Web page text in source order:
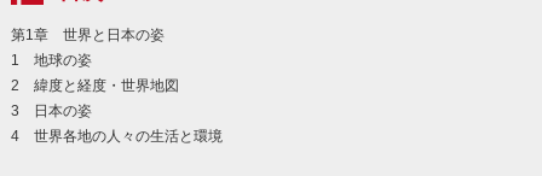
第1章 世界と日本の姿
1 地球の姿
2 緯度と経度・世界地図
3 日本の姿
4 世界各地の人々の生活と環境